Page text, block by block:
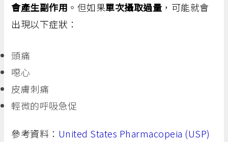
會產生副作用 。但如果單次攝取過量 ，可能就會
出現以下症狀：
頭痛
噁心
皮膚刺痛
輕微的呼吸急促
參考資料： United States Pharmacopeia (USP)